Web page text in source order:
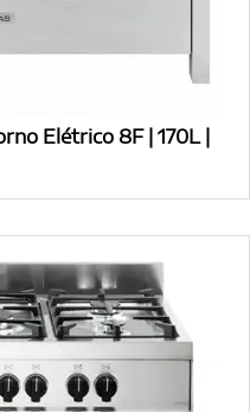
Elétrico 8F | 170L |